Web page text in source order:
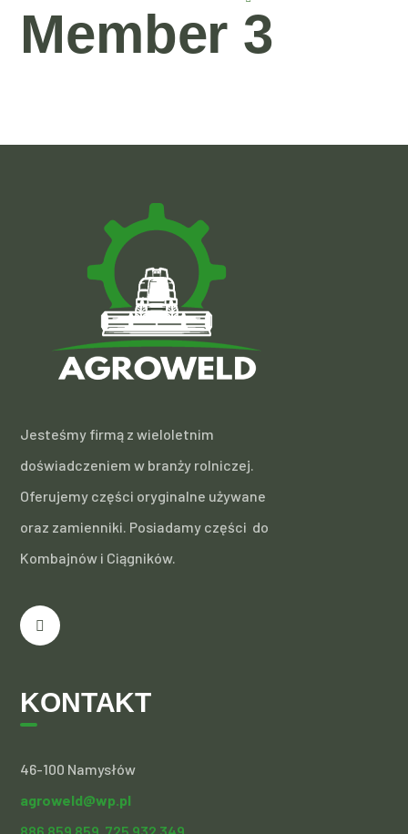
Member 3
Jesteśmy firmą z wieloletnim
doświadczeniem w branży rolniczej.
Oferujemy części oryginalne używane
oraz zamienniki. Posiadamy części do
Kombajnów i Ciągników.
KONTAKT
46-100 Namysłów
agroweld@wp.pl